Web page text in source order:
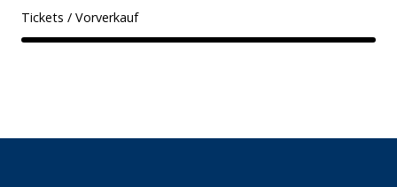
Tickets / Vorverkauf